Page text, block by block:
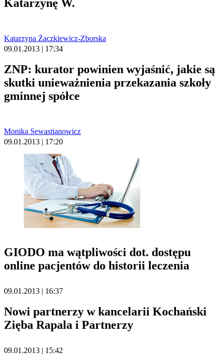
Katarzynę W.
Katarzyna Żaczkiewicz-Zborska
09.01.2013 | 17:34
ZNP: kurator powinien wyjaśnić, jakie są
skutki unieważnienia przekazania szkoły
gminnej spółce
Monika Sewastianowicz
09.01.2013 | 17:20
GIODO ma wątpliwości dot. dostępu
online pacjentów do historii leczenia
09.01.2013 | 16:37
Nowi partnerzy w kancelarii Kochański
Zięba Rapala i Partnerzy
09.01.2013 | 15:42